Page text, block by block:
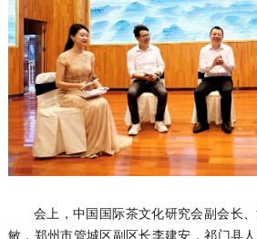
会上，中国国际茶文化研究会副会长
敏，郑州市管城区副区长李建安，祁门县